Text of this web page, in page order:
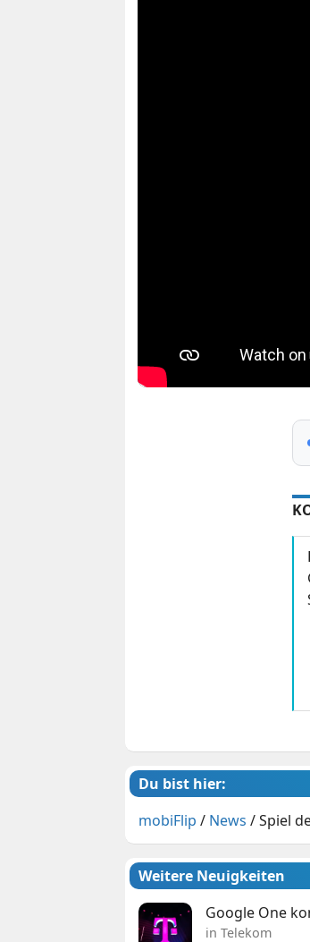
Du bist hier:
mobiFlip / News /Spiel
Weitere Neuigkeiten
Google One
in Telekom